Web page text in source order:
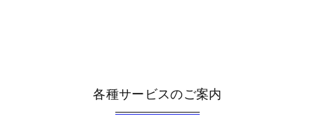
各種サービスのご案内